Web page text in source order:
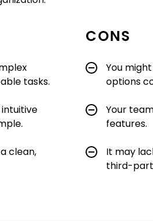
tasks.
clean,
CONS
You
options
Your
features.
It may
third-